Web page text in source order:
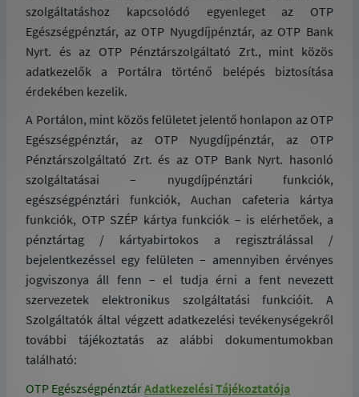
szolgáltatáshoz kapcsolódó egyenleget az OTP
Egészségpénztár, az OTP Nyugdíjpénztár, az OTP Bank
Nyrt. és az OTP Pénztárszolgáltató Zrt., mint közös
adatkezelők a Portálra történő belépés biztosítása
érdekében kezelik.
A Portálon, mint közös felületet jelentő honlapon az OTP
Egészségpénztár, az OTP Nyugdíjpénztár, az OTP
Pénztárszolgáltató Zrt. és az OTP Bank Nyrt. hasonló
szolgáltatásai – nyugdíjpénztári funkciók,
egészségpénztári funkciók, Auchan cafeteria kártya
funkciók, OTP SZÉP kártya funkciók – is elérhetőek, a
pénztártag / kártyabirtokos a regisztrálással /
bejelentkezéssel egy felületen – amennyiben érvényes
jogviszonya áll fenn – el tudja érni a fent nevezett
szervezetek elektronikus szolgáltatási funkcióit. A
Szolgáltatók által végzett adatkezelési tevékenységekről
további tájékoztatás az alábbi dokumentumokban
található:
OTP EgészségpénztárAdatkezelési Tájékoztatója